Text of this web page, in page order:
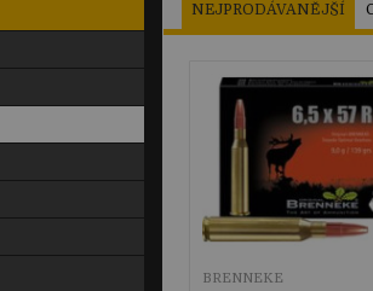
NEJPRODÁVANĚJŠÍ
BRENNEKE